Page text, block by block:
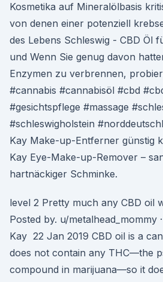
Kosmetika auf Mineralölbasis
von denen einer potenziell
des Lebens Schleswig - CBD Öl
und Wenn Sie genug davon
Enzymen zu verbrennen,
#cannabis #cannabisöl #cbd
#gesichtspflege #massage
#schleswigholstein
Kay Make-up-Entferner günstig
Kay Eye-Make-up-Remover –
hartnäckiger Schminke.
level 2 Pretty much any CBD oil
Posted by. u/metalhead_mommy
Kay 22 Jan 2019 CBD oil is a
does not contain any THC—the
compound in marijuana—so it